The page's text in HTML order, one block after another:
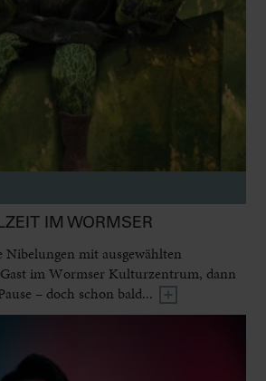
IM WORMSER
mit ausgewählten
im Wormser Kulturzentrum, dann
– doch schon bald...